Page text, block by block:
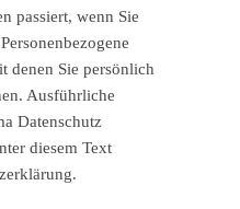
passiert, wenn Sie
denen Sie persönlich
Ausführliche
Datenschutz
diesem Text